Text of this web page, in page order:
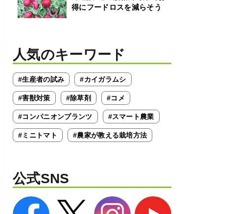
得にフードロスを減らそう
人気のキーワード
#生産者の試み #カイガラムシ
#害獣対策 #除草剤 #コメ
#コンパニオンプランツ #スマート農業
#ミニトマト #農家が教える栽培方法
公式SNS